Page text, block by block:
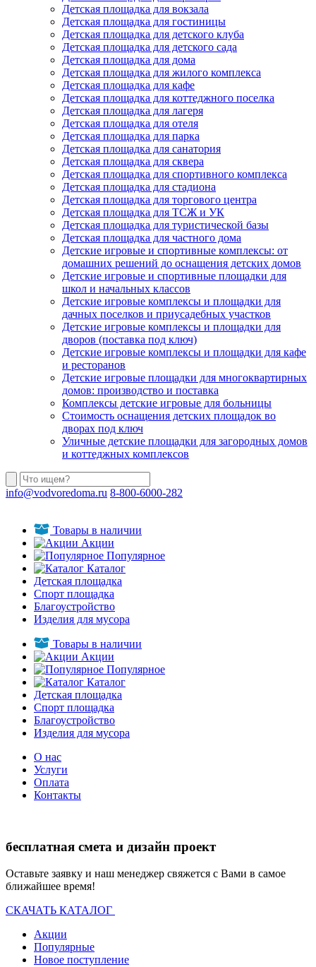
Детская площадка для вокзала
Детская площадка для гостиницы
Детская площадка для детского клуба
Детская площадка для детского сада
Детская площадка для дома
Детская площадка для жилого комплекса
Детская площадка для кафе
Детская площадка для коттеджного поселка
Детская площадка для лагеря
Детская площадка для отеля
Детская площадка для парка
Детская площадка для санатория
Детская площадка для сквера
Детская площадка для спортивного комплекса
Детская площадка для стадиона
Детская площадка для торгового центра
Детская площадка для ТСЖ и УК
Детская площадка для туристической базы
Детская площадка для частного дома
Детские игровые и спортивные комплексы: от
домашних решений до оснащения детских домов
Детские игровые и спортивные площадки для
школ и начальных классов
Детские игровые комплексы и площадки для
дачных поселков и приусадебных участков
Детские игровые комплексы и площадки для
дворов (поставка под ключ)
Детские игровые комплексы и площадки для кафе
и ресторанов
Детские игровые площадки для многоквартирных
домов: производство и поставка
Комплексы детские игровые для больницы
Стоимость оснащения детских площадок во
дворах под ключ
Уличные детские площадки для загородных домов
и коттеджных комплексов
info@vodvoredoma.ru 8-800-6000-282
Товары в наличии
Акции
Популярное
Каталог
Детская площадка
Спорт площадка
Благоустройство
Изделия для мусора
Товары в наличии
Акции
Популярное
Каталог
Детская площадка
Спорт площадка
Благоустройство
Изделия для мусора
О нас
Услуги
Оплата
Контакты
бесплатная смета и дизайн проект
Оставьте заявку и наш менеджер свяжется с Вами в самое
ближайшее время!
СКАЧАТЬ КАТАЛОГ
Акции
Популярные
Новое поступление